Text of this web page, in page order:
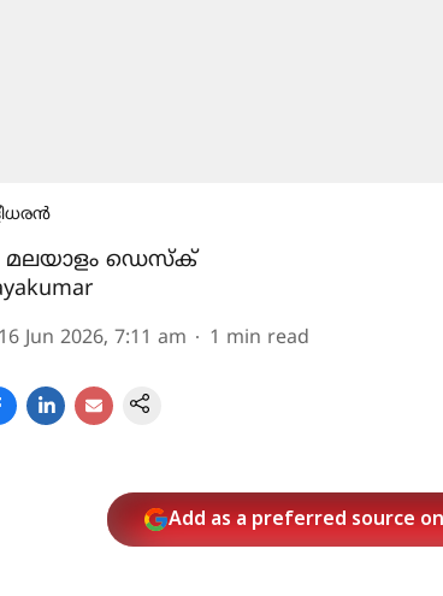
മലയാളം ഡെസ്ക്
16 Jun 2026, 7:11 am 1 min read
Add as a preferred source